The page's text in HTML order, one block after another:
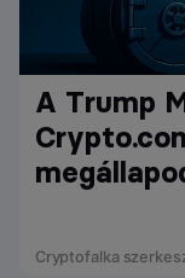
A Trump
Cryptofalka